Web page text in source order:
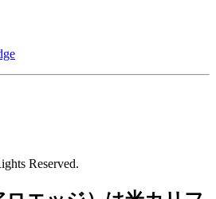
Reserved.